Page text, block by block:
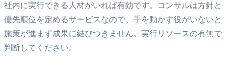
社内に実行できる人材がいれば有効です。コンサルは方針と
優先順位を定めるサービスなので、手を動かす役がいないと
施策が進まず成果に結びつきません。実行リソースの有無で
判断してください。